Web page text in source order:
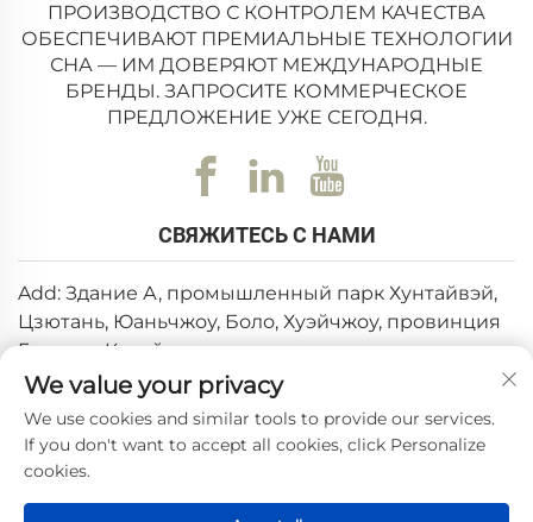
ПРОИЗВОДСТВО С КОНТРОЛЕМ КАЧЕСТВА
ОБЕСПЕЧИВАЮТ ПРЕМИАЛЬНЫЕ ТЕХНОЛОГИИ
СНА — ИМ ДОВЕРЯЮТ МЕЖДУНАРОДНЫЕ
БРЕНДЫ. ЗАПРОСИТЕ КОММЕРЧЕСКОЕ
ПРЕДЛОЖЕНИЕ УЖЕ СЕГОДНЯ.
СВЯЖИТЕСЬ С НАМИ
Add: Здание А, промышленный парк Хунтайвэй,
Цзютань, Юаньчжоу, Боло, Хуэйчжоу, провинция
Гуандун, Китай
Эл. почта:[email protected]
Тел.: +86-0752-6688646
Авторские права © 2025, Huizhou Weishi Technology Co.,
We value your privacy
We use cookies and similar tools to provide our services.
If you don't want to accept all cookies, click Personalize
cookies.